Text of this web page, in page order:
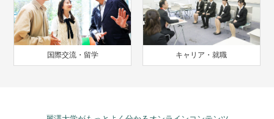
国際交流・留学 キャリア・就職